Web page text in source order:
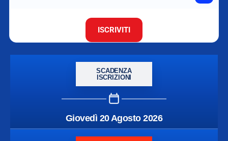
ISCRIVITI
SCADENZA
ISCRIZIONI
Giovedì 20 Agosto 2026